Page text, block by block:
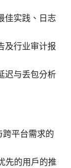
佳实践、日志
及行业审计报
迟与丢包分析
平台需求的
先的用户的推